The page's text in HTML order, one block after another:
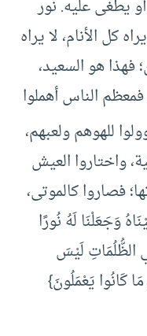
أو يطغى عليه. نور
كل الأنام، لا يراه
فهذا هو السعيد،
الناس أهملوا
للهوهم ولعبهم،
واختاروا العيش
فصاروا كالموتى،
وَجَعَلْنَا لَهُ نُورًا
الظُّلُمَاتِ لَيْسَ
كَانُوا يَعْمَلُونَ}